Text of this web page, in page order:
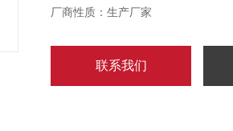
全自动称重记录系统具备以下特性：
厂商性质：生产厂家
联系我们